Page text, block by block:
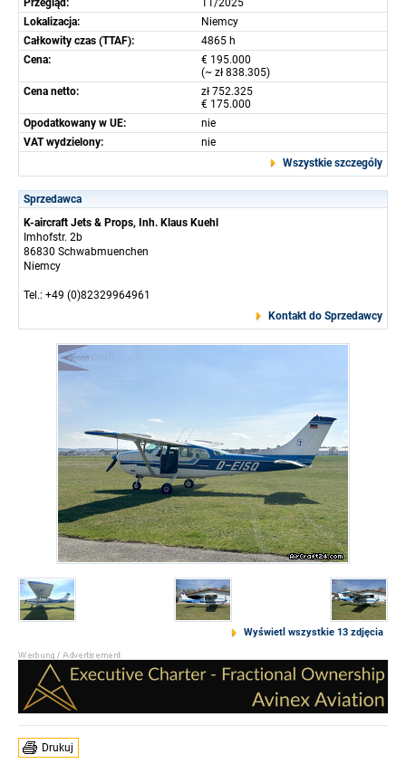
Przegląd:
11/2025
Lokalizacja:
Niemcy
Całkowity czas (TTAF):
4865 h
Cena:
€ 195.000
(~ zł 838.305)
Cena netto:
zł 752.325
€ 175.000
Opodatkowany w UE:
nie
VAT wydzielony:
nie
Wszystkie szczególy
Sprzedawca
K-aircraft Jets & Props, Inh. Klaus Kuehl
Imhofstr. 2b
86830 Schwabmuenchen
Niemcy
Tel.: +49 (0)82329964961
Kontakt do Sprzedawcy
Wyświetl wszystkie 13 zdjęcia
Drukuj